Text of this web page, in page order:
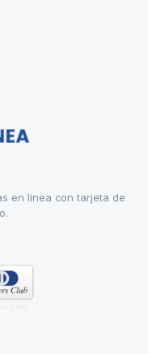
en linea con tarjeta de